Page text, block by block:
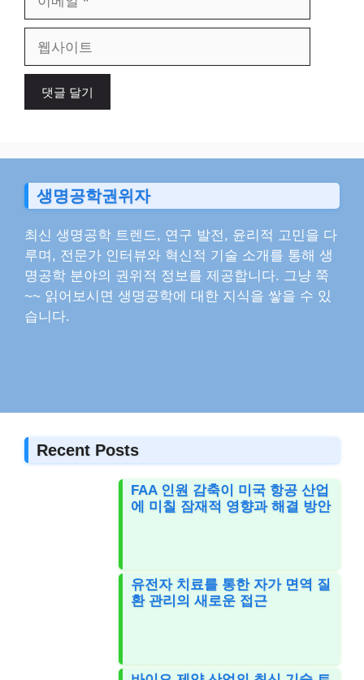
일
이
생명공학권위자
최신 생명공학 트렌드, 연구 발전, 윤리적 고민을 다
루며, 전문가 인터뷰와 혁신적 기술 소개를 통해 생
명공학 분야의 권위적 정보를 제공합니다. 그냥 쭉
~~ 읽어보시면 생명공학에 대한 지식을 쌓을 수 있
습니다.
Recent Posts
FAA 인원 감축이 미국 항공 산업
에 미칠 잠재적 영향과 해결 방안
유전자 치료를 통한 자가 면역 질
환 관리의 새로운 접근